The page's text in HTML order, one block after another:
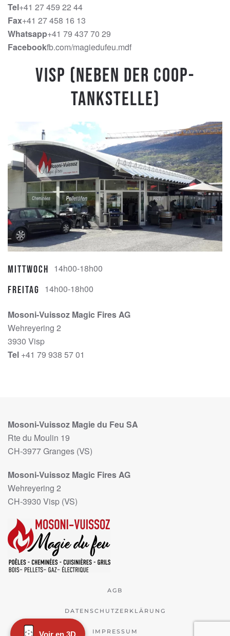
Tel+41 27 459 22 44
Fax+41 27 458 16 13
Whatsapp+41 79 437 70 29
Facebookfb.com/magiedufeu.mdf
Visp (Neben der Coop-
Tankstelle)
Mittwoch 14h00-18h00
Freitag 14h00-18h00
Mosoni-Vuissoz Magic Fires AG
Wehreyering 2
3930 Visp
Tel +41 79 938 57 01
Mosoni-Vuissoz Magie du Feu SA
Rte du Moulin 19
CH-3977 Granges (VS)
Mosoni-Vuissoz Magic Fires AG
Wehreyering 2
CH-3930 Visp (VS)
AGB
DATENSCHUTZERKLÄRUNG
IMPRESSUM
Voir en 3D